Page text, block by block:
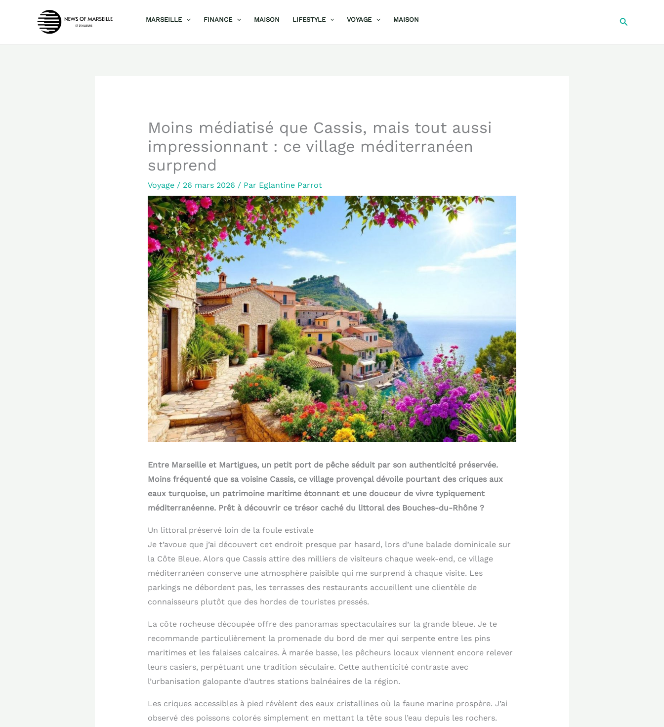
MARSEILLE FINANCE MAISON LIFESTYLE VOYAGE MAISON
Moins médiatisé que Cassis, mais tout aussi
impressionnant : ce village méditerranéen
surprend
Voyage/ 26 mars 2026 / Par Eglantine Parrot
Entre Marseille et Martigues, un petit port de pêche séduit par son authenticité préservée.
Moins fréquenté que sa voisine Cassis, ce village provençal dévoile pourtant des criques aux
eaux turquoise, un patrimoine maritime étonnant et une douceur de vivre typiquement
méditerranéenne. Prêt à découvrir ce trésor caché du littoral des Bouches-du-Rhône ?
Un littoral préservé loin de la foule estivale
Je t’avoue que j’ai découvert cet endroit presque par hasard, lors d’une balade dominicale sur
la Côte Bleue. Alors que Cassis attire des milliers de visiteurs chaque week-end, ce village
méditerranéen conserve une atmosphère paisible qui me surprend à chaque visite. Les
parkings ne débordent pas, les terrasses des restaurants accueillent une clientèle de
connaisseurs plutôt que des hordes de touristes pressés.
La côte rocheuse découpée offre des panoramas spectaculaires sur la grande bleue. Je te
recommande particulièrement la promenade du bord de mer qui serpente entre les pins
maritimes et les falaises calcaires. À marée basse, les pêcheurs locaux viennent encore relever
leurs casiers, perpétuant une tradition séculaire. Cette authenticité contraste avec
l’urbanisation galopante d’autres stations balnéaires de la région.
Les criques accessibles à pied révèlent des eaux cristallines où la faune marine prospère. J’ai
observé des poissons colorés simplement en mettant la tête sous l’eau depuis les rochers.